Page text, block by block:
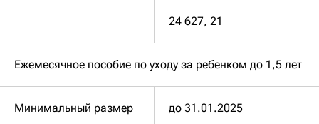
24 627, 21
Ежемесячное пособие по уходу за ребенком до 1,5 лет
Минимальный размер до 31.01.2025